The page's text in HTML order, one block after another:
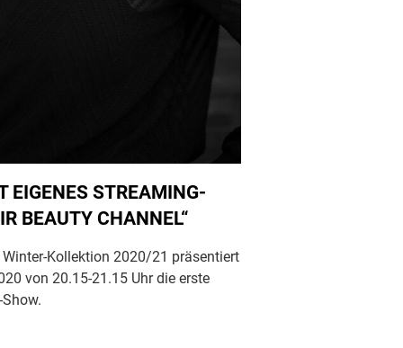
EIGENES STREAMING-
BEAUTY CHANNEL“
Kollektion 2020/21 präsentiert
von 20.15-21.15 Uhr die erste